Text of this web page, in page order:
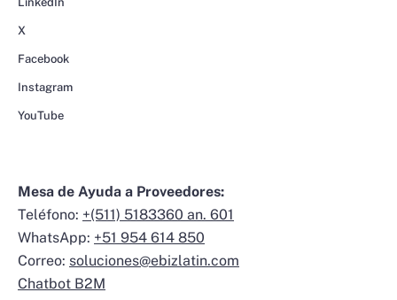
X
Facebook
Instagram
YouTube
Mesa de Ayuda a Proveedores:
Teléfono: +(511) 5183360 an. 601
WhatsApp: +51 954 614 850
Correo: soluciones@ebizlatin.com
Chatbot B2M